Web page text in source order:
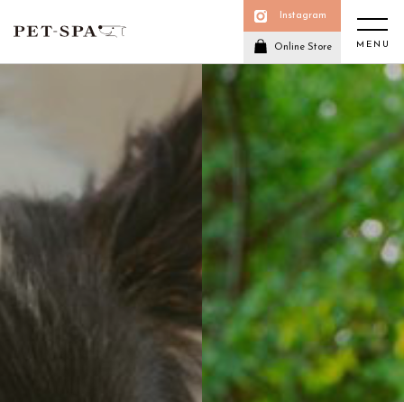
Instagram
Online Store MENU